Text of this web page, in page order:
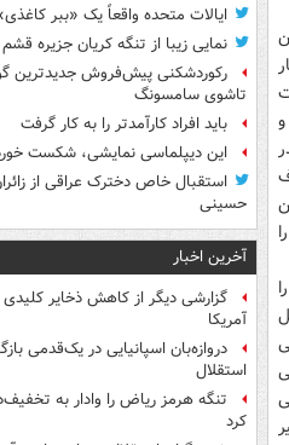
ایالات متحده واقعاً یک «ببر
نمایی زیبا از تنگه کریان جزیره قشم
رکوردشکنی پیش‌فروش جدیدترین
تاشوی سامسونگ
باید افراد کارآمدتر را به کار گرفت
این دیپلماسی نمایشی، شکست
استقبال خاص دخترک عراقی از
حسینی
آخرین اخبار
گزارشی دیگر از کاهش ذخایر
آمریکا
دروازه‌بان اسپانیایی در یک‌قدمی
استقلال
تنگه هرمز ریاض را وادار به
کرد